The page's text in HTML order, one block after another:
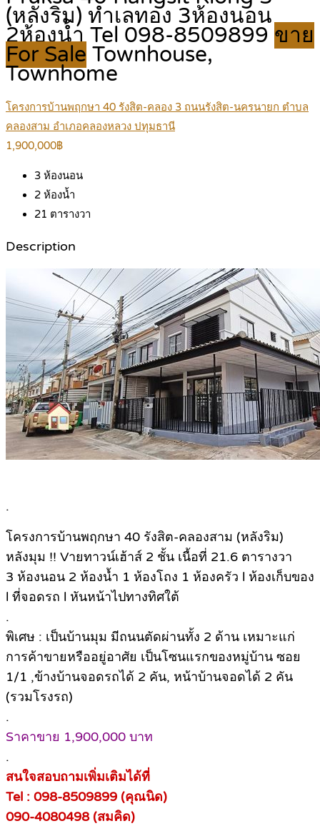
(หลังริม) ทำเลทอง 3ห้องนอน
2ห้องน้ำ Tel 098-8509899 ขาย
For Sale Townhouse,
Townhome
โครงการบ้านพฤกษา 40 รังสิต-คลอง 3 ถนนรังสิต-นครนายก ตำบล
คลองสาม อำเภอคลองหลวง ปทุมธานี
1,900,000฿
3 ห้องนอน
2 ห้องน้ำ
21 ตารางวา
Description
.
โครงการบ้านพฤกษา 40 รังสิต-คลองสาม (หลังริม)
หลังมุม !! Vายทาวน์เฮ้าส์ 2 ชั้น เนื้อที่ 21.6 ตารางวา
3 ห้องนอน 2 ห้องน้ำ 1 ห้องโถง 1 ห้องครัว l ห้องเก็บของ
l ที่จอดรถ l หันหน้าไปทางทิศใต้
.
พิเศษ : เป็นบ้านมุม มีถนนตัดผ่านทั้ง 2 ด้าน เหมาะแก่
การค้าขายหรืออยู่อาศัย เป็นโซนแรกของหมู่บ้าน ซอย
1/1 ,ข้างบ้านจอดรถได้ 2 คัน, หน้าบ้านจอดได้ 2 คัน
(รวมโรงรถ)
.
Sาคาขาย 1,900,000 บาท
.
สนใจสอบถามเพิ่มเติมได้ที่
Tel : 098-8509899 (คุณนิด)
090-4080498 (สมคิด)